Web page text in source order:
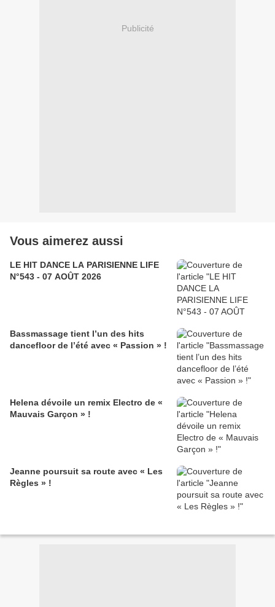
Publicité
Vous aimerez aussi
LE HIT DANCE LA PARISIENNE LIFE
N°543 - 07 AOÛT 2026
Bassmassage tient l’un des hits
dancefloor de l’été avec « Passion » !
Helena dévoile un remix Electro de «
Mauvais Garçon » !
Jeanne poursuit sa route avec « Les
Règles » !